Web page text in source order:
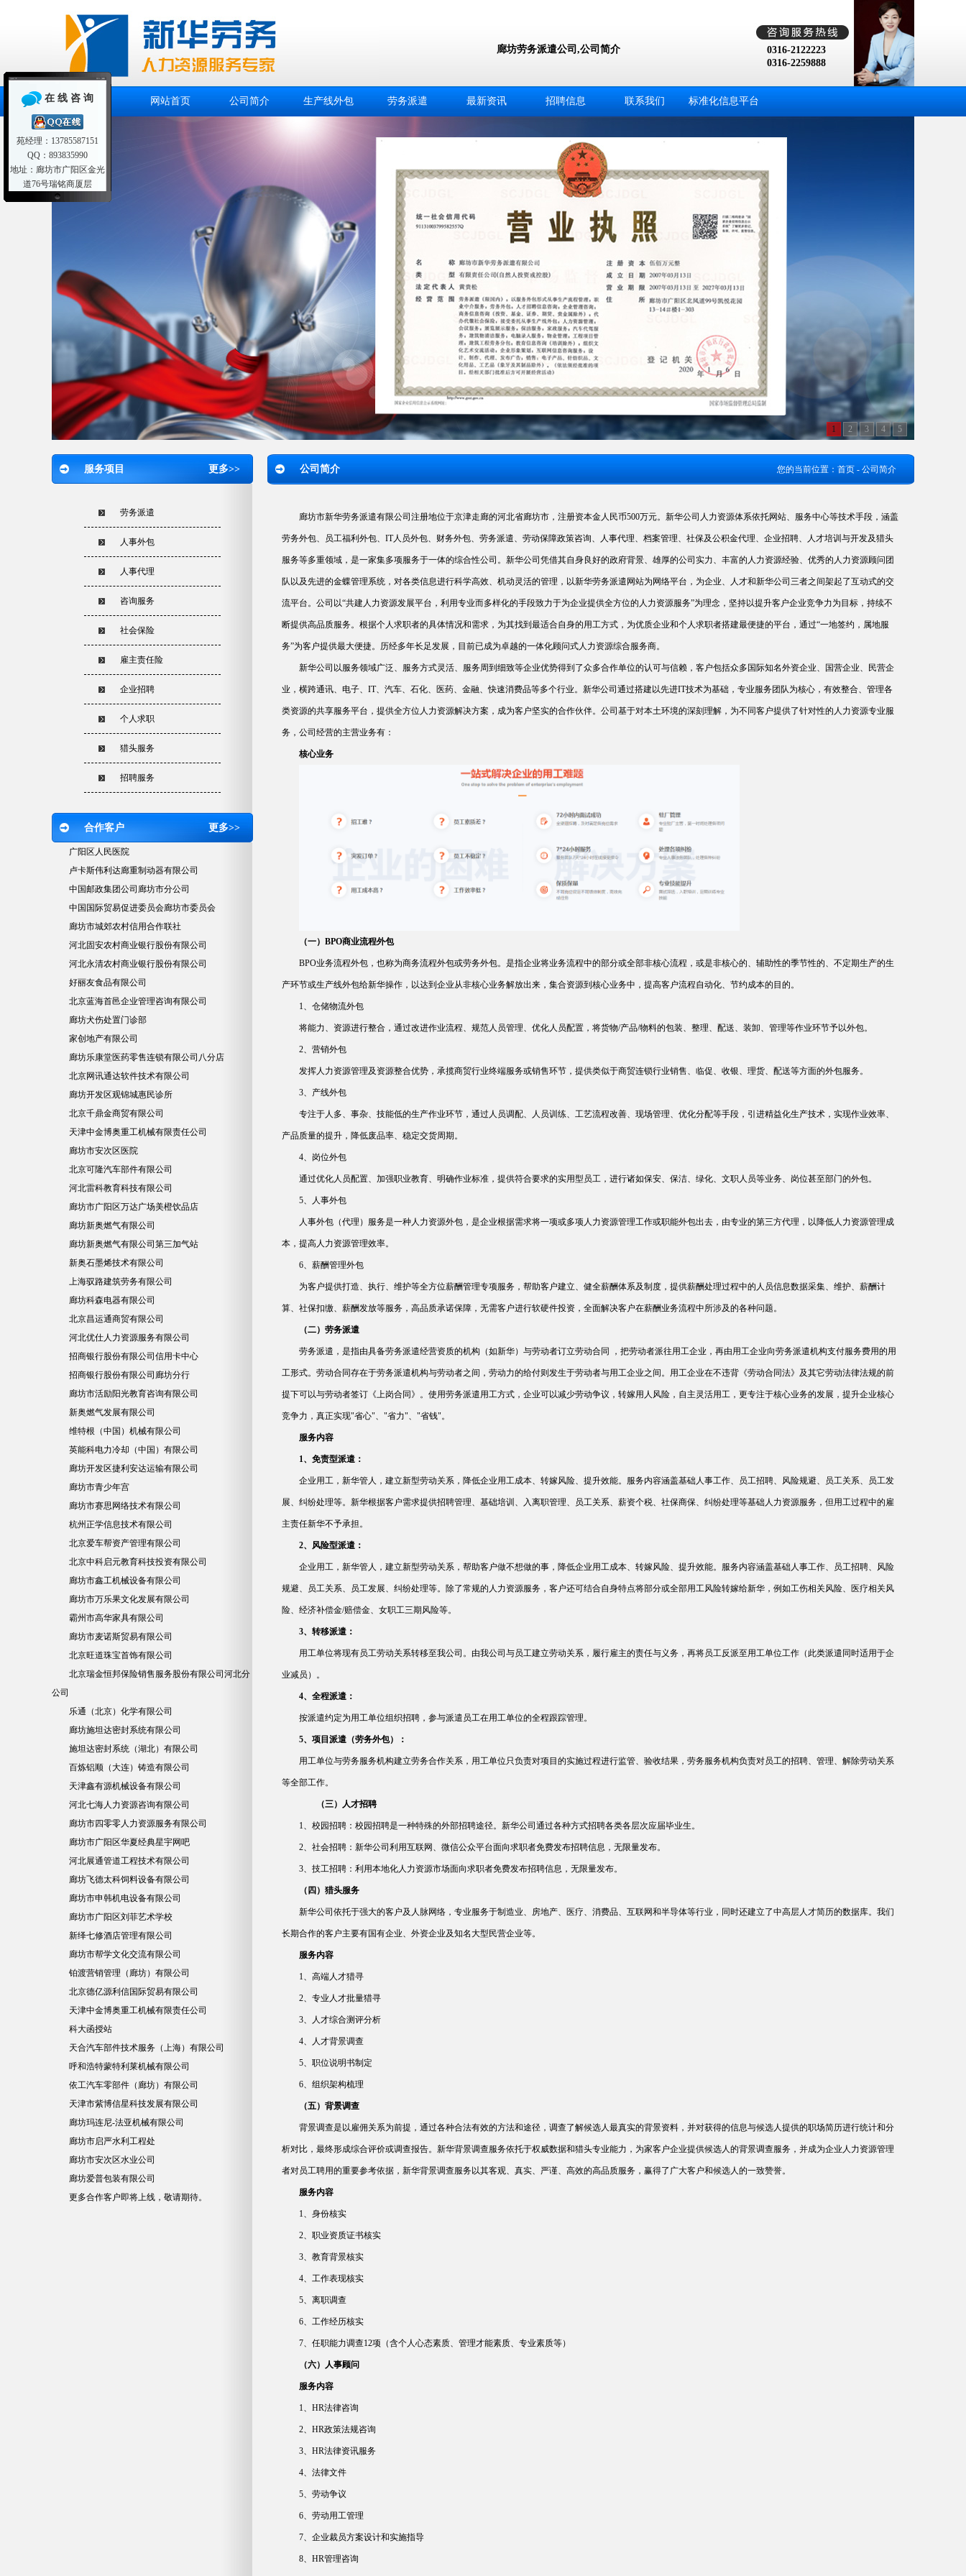
廊坊劳务派遣公司,公司简介
0316-2122223
0316-2259888
网站首页 公司简介 生产线外包 劳务派遣 最新资讯 招聘信息 联系我们 标准化信息平台
1 2 3 4 5
公司简介 您的当前位置： 首页 - 公司简介
廊坊市新华劳务派遣有限公司注册地位于京津走廊的河北省廊坊市，注册资本金人民币500万元。新华公司人力资源体系依托网站、服务中心等技术手段，涵盖
劳务外包、员工福利外包、IT人员外包、财务外包、劳务派遣、劳动保障政策咨询、人事代理、档案管理、社保及公积金代理、企业招聘、人才培训与开发及猎头
服务等多重领域，是一家集多项服务于一体的综合性公司。新华公司凭借其自身良好的政府背景、雄厚的公司实力、丰富的人力资源经验、优秀的 人力资源顾问 团
队以及先进的金蝶管理系统，对各类信息进行科学高效、机动灵活的管理，以新华劳务派遣网站为网络平台，为企业、人才和新华公司 三者之间架起了互动式的交
流平台。公司以“共建人力资源发展平台，利用专业而多样化的手段致力于为企业提供全方位的人力资源服务”为理念，坚持以提升客户企业竞争力为目标，持续不
断提供高品质服务。根据个人求职者的具体情况和需求，为其找到最适合自身的用工方式，为优质企业和个人求职者搭建最便捷的平台，通过“一地签约，属地服
务”为客户提供最大便捷。历经多年长足发展，目前已成为卓越的一体化顾问式人力资源综合服务商。
新华公司以服务领域广泛、服务方式灵活、服务周到细致等企业优势得到了众多合作单位的认可与信赖，客户包括众多国际知名外资企业、国营企业、民营企
业，横跨通讯、电子、IT、汽车、石化、医药、金融、快速消费品等多个行业。新华公司通过搭建以先进IT技术为基础，专业服务团队为核心，有效整合、管理各
类资源的共享服务平台，提供全方位人力资源解决方案，成为客户坚实的合作伙伴。公司基于对本土环境的深刻理解，为不同客户提供了针对性的人力资源专业服
务，公司经营的主营业务有：
核心业务
（一）BPO商业流程外包
BPO业务流程外包，也称为商务流程外包或劳务外包。是指企业将业务流程中的部分或全部非核心流程，或是非核心的、辅助性的季节性的、不定期生产的生
产环节或生产线外包给新华操作，以达到企业从非核心业务解放出来，集合资源到核心业务中，提高客户流程自动化、节约成本的目的。
1、仓储物流外包
将能力、资源进行整合，通过改进作业流程、规范人员管理、优化人员配置，将货物/产品/物料的包装、整理、配送、装卸、管理等作业环节予以外包。
2、营销外包
发挥人力资源管理及资源整合优势，承揽商贸行业终端服务或销售环节，提供类似于商贸连锁行业销售、临促、收银、理货、配送等方面的外包服务。
3、产线外包
专注于人多、事杂、技能低的生产作业环节，通过人员调配、人员训练、工艺流程改善、现场管理、优化分配等手段，引进精益化生产技术，实现作业效率、
产品质量的提升，降低废品率、稳定交货周期。
4、岗位外包
通过优化人员配置、加强职业教育、明确作业标准，提供符合要求的实用型员工，进行诸如保安、保洁、绿化、文职人员等业务、岗位甚至部门的外包。
5、人事外包
人事外包（代理）服务是一种人力资源外包，是企业根据需求将一项或多项人力资源管理工作或职能外包出去，由专业的第三方代理，以降低人力资源管理成
本，提高人力资源管理效率。
6、薪酬管理外包
为客户提供打造、执行、维护等全方位薪酬管理专项服务，帮助客户建立、健全薪酬体系及制度，提供薪酬处理过程中的人员信息数据采集、维护、薪酬计
算、社保扣缴、薪酬发放等服务，高品质承诺保障，无需客户进行软硬件投资，全面解决客户在薪酬业务流程中所涉及的各种问题。
（二）劳务派遣
劳务派遣，是指由具备劳务派遣经营资质的机构（如新华）与劳动者订立劳动合同 ，把劳动者派往用工企业，再由用工企业向劳务派遣机构支付服务费用的用
工形式。劳动合同存在于劳务派遣机构与劳动者之间，劳动力的给付则发生于劳动者与用工企业之间。用工企业在不违背《劳动合同法》及其它劳动法律法规的前
提下可以与劳动者签订《上岗合同》。使用劳务派遣用工方式，企业可以减少劳动争议，转嫁用人风险，自主灵活用工，更专注于核心业务的发展，提升企业核心
竞争力，真正实现"省心"、"省力"、"省钱"。
服务内容
1、免责型派遣：
企业用工，新华管人，建立新型劳动关系，降低企业用工成本、转嫁风险、提升效能。服务内容涵盖基础人事工作、员工招聘、风险规避、员工关系、员工发
展、纠纷处理等。新华根据客户需求提供招聘管理、基础培训、入离职管理、员工关系、薪资个税、社保商保、纠纷处理等基础人力资源服务，但用工过程中的雇
主责任新华不予承担。
2、风险型派遣：
企业用工，新华管人，建立新型劳动关系，帮助客户做不想做的事，降低企业用工成本、转嫁风险、提升效能。服务内容涵盖基础人事工作、员工招聘、风险
规避、员工关系、员工发展、纠纷处理等。除了常规的人力资源服务，客户还可结合自身特点将部分或全部用工风险转嫁给新华，例如工伤相关风险、医疗相关风
险、经济补偿金/赔偿金、女职工三期风险等。
3、转移派遣：
用工单位将现有员工劳动关系转移至我公司。由我公司与员工建立劳动关系，履行雇主的责任与义务，再将员工反派至用工单位工作（此类派遣同时适用于企
业减员）。
4、全程派遣：
按派遣约定为用工单位组织招聘，参与派遣员工在用工单位的全程跟踪管理。
5、项目派遣（劳务外包）：
用工单位与劳务服务机构建立劳务合作关系，用工单位只负责对项目的实施过程进行监管、验收结果，劳务服务机构负责对员工的招聘、管理、解除劳动关系
等全部工作。
（三）人才招聘
1、校园招聘：校园招聘是一种特殊的外部招聘途径。新华公司通过各种方式招聘各类各层次应届毕业生。
2、社会招聘：新华公司利用互联网、微信公众平台面向求职者免费发布招聘信息，无限量发布。
3、技工招聘：利用本地化人力资源市场面向求职者免费发布招聘信息，无限量发布。
（四）猎头服务
新华公司依托于强大的客户及人脉网络，专业服务于制造业、房地产、医疗、消费品、互联网和半导体等行业，同时还建立了中高层人才简历的数据库。我们
长期合作的客户主要有国有企业、外资企业及知名大型民营企业等。
服务内容
1、高端人才猎寻
2、专业人才批量猎寻
3、人才综合测评分析
4、人才背景调查
5、职位说明书制定
6、组织架构梳理
（五）背景调查
背景调查是以雇佣关系为前提，通过各种合法有效的方法和途径，调查了解候选人最真实的背景资料，并对获得的信息与候选人提供的职场简历进行统计和分
析对比，最终形成综合评价或调查报告。新华背景调查服务依托于权威数据和猎头专业能力，为家客户企业提供候选人的背景调查服务，并成为企业人力资源管理
者对员工聘用的重要参考依据，新华背景调查服务以其客观、真实、严谨、高效的高品质服务，赢得了广大客户和候选人的一致赞誉。
服务内容
1、身份核实
2、职业资质证书核实
3、教育背景核实
4、工作表现核实
5、离职调查
6、工作经历核实
7、任职能力调查12项（含个人心态素质、管理才能素质、专业素质等）
（六）人事顾问
服务内容
1、HR法律咨询
2、HR政策法规咨询
3、HR法律资讯服务
4、法律文件
5、劳动争议
6、劳动用工管理
7、企业裁员方案设计和实施指导
8、HR管理咨询
服务项目 更多>>
劳务派遣
人事外包
人事代理
咨询服务
社会保险
雇主责任险
企业招聘
个人求职
猎头服务
招聘服务
合作客户 更多>>
广阳区人民医院
卢卡斯伟利达廊重制动器有限公司
中国邮政集团公司廊坊市分公司
中国国际贸易促进委员会廊坊市委员会
廊坊市城郊农村信用合作联社
河北固安农村商业银行股份有限公司
河北永清农村商业银行股份有限公司
好丽友食品有限公司
北京蓝海首邑企业管理咨询有限公司
廊坊犬伤处置门诊部
家创地产有限公司
廊坊乐康堂医药零售连锁有限公司八分店
北京网讯通达软件技术有限公司
廊坊开发区观锦城惠民诊所
北京千鼎金商贸有限公司
天津中金博奥重工机械有限责任公司
廊坊市安次区医院
北京可隆汽车部件有限公司
河北雷科教育科技有限公司
廊坊市广阳区万达广场美橙饮品店
廊坊新奥燃气有限公司
廊坊新奥燃气有限公司第三加气站
新奥石墨烯技术有限公司
上海驭路建筑劳务有限公司
廊坊科森电器有限公司
北京昌运通商贸有限公司
河北优仕人力资源服务有限公司
招商银行股份有限公司信用卡中心
招商银行股份有限公司廊坊分行
廊坊市活励阳光教育咨询有限公司
新奥燃气发展有限公司
维特根（中国）机械有限公司
英能科电力冷却（中国）有限公司
廊坊开发区捷利安达运输有限公司
廊坊市青少年宫
廊坊市赛思网络技术有限公司
杭州正学信息技术有限公司
北京爱车帮资产管理有限公司
北京中科启元教育科技投资有限公司
廊坊市鑫工机械设备有限公司
廊坊市万乐果文化发展有限公司
霸州市高华家具有限公司
廊坊市麦诺斯贸易有限公司
北京旺道珠宝首饰有限公司
北京瑞金恒邦保险销售服务股份有限公司河北分
公司
乐通（北京）化学有限公司
廊坊施坦达密封系统有限公司
施坦达密封系统（湖北）有限公司
百炼铝顺（大连）铸造有限公司
天津鑫有源机械设备有限公司
河北七海人力资源咨询有限公司
廊坊市四零零人力资源服务有限公司
廊坊市广阳区华夏经典星宇网吧
河北展通管道工程技术有限公司
廊坊飞德太科饲料设备有限公司
廊坊市申韩机电设备有限公司
廊坊市广阳区刘菲艺术学校
新绎七修酒店管理有限公司
廊坊市帮学文化交流有限公司
铂渡营销管理（廊坊）有限公司
北京德亿源利信国际贸易有限公司
天津中金博奥重工机械有限责任公司
科大函授站
天合汽车部件技术服务（上海）有限公司
呼和浩特蒙特利莱机械有限公司
依工汽车零部件（廊坊）有限公司
天津市紫博信星科技发展有限公司
廊坊玛连尼-法亚机械有限公司
廊坊市启严水利工程处
廊坊市安次区水业公司
廊坊爱普包装有限公司
更多合作客户即将上线，敬请期待。
在 线 咨 询
苑经理：13785587151
QQ：893835990
地址：廊坊市广阳区金光
道76号瑞铭商厦层